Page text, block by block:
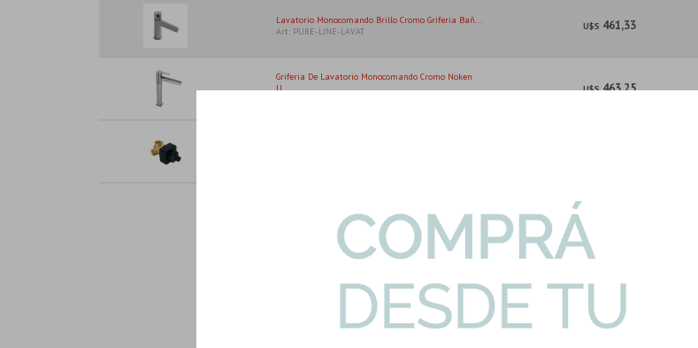
Lavatorio Monocomando Brillo Cromo Griferia Bañ...
Art: PURE-LINE-LAVAT
U$S 461,33
Griferia De Lavatorio Monocomando Cromo Noken
U...
U$S 463,25
Complementa tu producto con...